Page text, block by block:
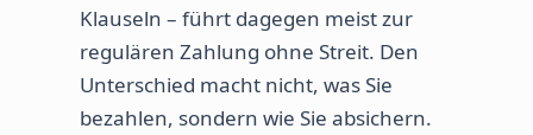
Klauseln – führt dagegen meist zur
regulären Zahlung ohne Streit. Den
Unterschied macht nicht, was Sie
bezahlen, sondern wie Sie absichern.